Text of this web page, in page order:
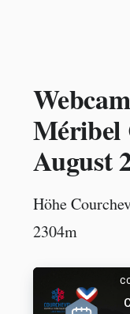
Méribel
August
Höhe
2304m